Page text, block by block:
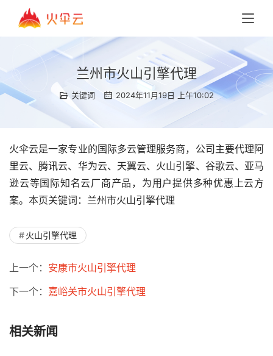
兰州市火山引擎代理
关键词 2024年11月19日 上午10:02
火伞云是一家专业的国际多云管理服务商，公司主要代理阿
里云、腾讯云、华为云、天翼云、火山引擎、谷歌云、亚马
逊云等国际知名云厂商产品，为用户提供多种优惠上云方
案。本页关键词：兰州市火山引擎代理
火山引擎代理
上一个： 安康市火山引擎代理
下一个： 嘉峪关市火山引擎代理
相关新闻